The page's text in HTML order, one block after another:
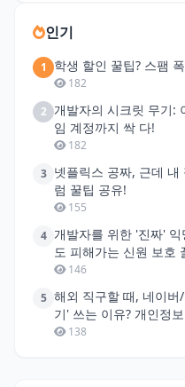
인기
1 학생 할인 꿀팁? 스팸
182
2 개발자의 시크릿 무기:
임 계정까지 싹 다!
182
3 넷플릭스 공짜, 근데 내
럼 꿀팁 공유!
155
4 개발자를 위한 '진짜'
도 피해가는 신원 보호
146
5 해외 직구할 때, 네이
기' 쓰는 이유? 개인정
138